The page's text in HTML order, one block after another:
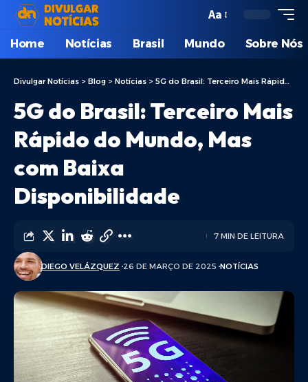
Aa
Home Notícias Brasil Mundo Sobre Nós
Divulgar Notícias > Blog > Notícias > 5G do Brasil: Terceiro Mais Rápido do Mundo, Mas com Baixa Disponibilidade
5G do Brasil: Terceiro Mais
Rápido do Mundo, Mas
com Baixa
Disponibilidade
DIEGO VELÁZQUEZ 26 DE MARÇO DE 2025 NOTÍCIAS
7 MIN DE LEITURA